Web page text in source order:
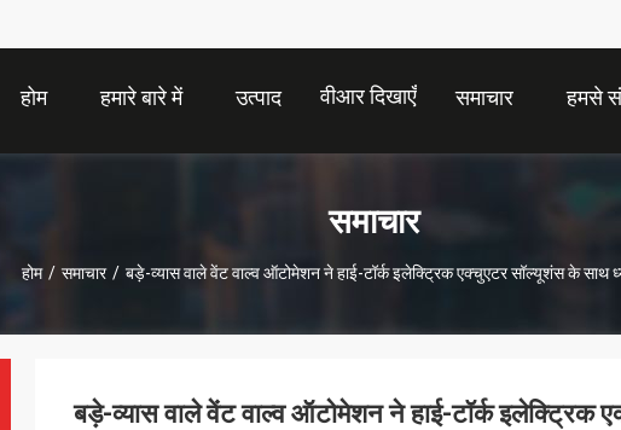
होम हमारे बारे में उत्पाद वीआर दिखाएँ समाचार हमसे
समाचार
होम / समाचार / बड़े-व्यास वाले वेंट वाल्व ऑटोमेशन ने हाई-टॉर्क इलेक्ट्रिक एक्चुएटर सॉल्यूशंस के साथ
बड़े-व्यास वाले वेंट वाल्व ऑटोमेशन ने हाई-टॉर्क इलेक्ट्रिक